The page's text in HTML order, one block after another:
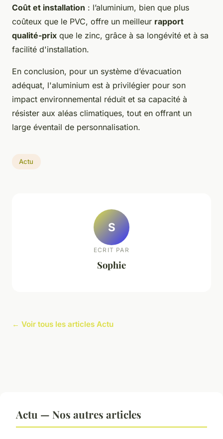
Coût et installation : l’aluminium, bien que plus
coûteux que le PVC, offre un meilleur rapport
qualité-prix que le zinc, grâce à sa longévité et à sa
facilité d'installation.
En conclusion, pour un système d’évacuation
adéquat, l'aluminium est à privilégier pour son
impact environnemental réduit et sa capacité à
résister aux aléas climatiques, tout en offrant un
large éventail de personnalisation.
Actu
S
ECRIT PAR
Sophie
← Voir tous les articles Actu
Actu — Nos autres articles